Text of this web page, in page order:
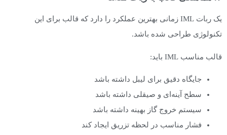
یک ربات IML زمانی بهترین عملکرد را دارد که قالب برای این
تکنولوژی طراحی شده باشد.
قالب مناسب IML باید:
جایگاه دقیق برای لیبل داشته باشد
سطح آینه‌ای و صیقلی داشته باشد
سیستم خروج گاز بهینه داشته باشد
فشار مناسب در لحظه تزریق ایجاد کند